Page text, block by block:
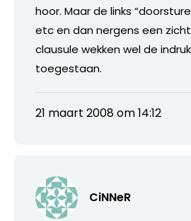
hoor. Maar de links
etc en dan nergens een
clausule wekken wel de
toegestaan.
21 maart 2008 om 14:12
CiNNeR